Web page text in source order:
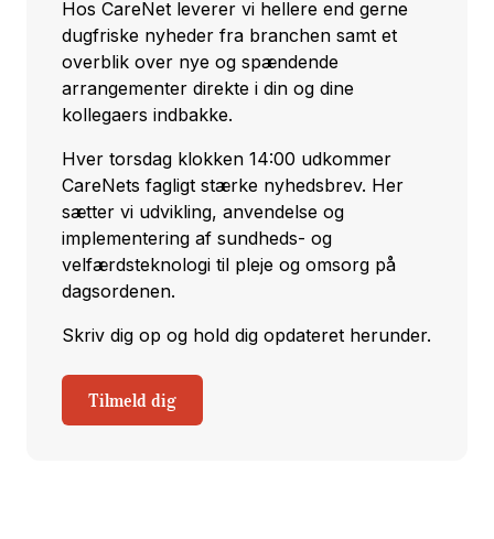
Hos CareNet leverer vi hellere end gerne
dugfriske nyheder fra branchen samt et
overblik over nye og spændende
arrangementer direkte i din og dine
kollegaers indbakke.
Hver torsdag klokken 14:00 udkommer
CareNets fagligt stærke nyhedsbrev. Her
sætter vi udvikling, anvendelse og
implementering af sundheds- og
velfærdsteknologi til pleje og omsorg på
dagsordenen.
Skriv dig op og hold dig opdateret herunder.
Tilmeld dig